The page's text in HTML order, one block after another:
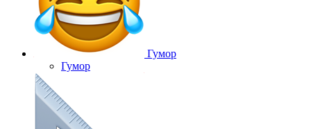
Гумор
Гумор